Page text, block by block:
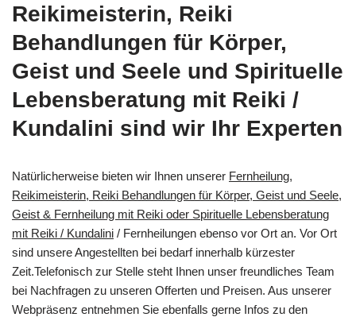
Reikimeisterin, Reiki
Behandlungen für Körper,
Geist und Seele und Spirituelle
Lebensberatung mit Reiki /
Kundalini sind wir Ihr Experten
Natürlicherweise bieten wir Ihnen unserer Fernheilung,
Reikimeisterin, Reiki Behandlungen für Körper, Geist und Seele,
Geist & Fernheilung mit Reiki oder Spirituelle Lebensberatung
mit Reiki / Kundalini / Fernheilungen ebenso vor Ort an. Vor Ort
sind unsere Angestellten bei bedarf innerhalb kürzester
Zeit.Telefonisch zur Stelle steht Ihnen unser freundliches Team
bei Nachfragen zu unseren Offerten und Preisen. Aus unserer
Webpräsenz entnehmen Sie ebenfalls gerne Infos zu den